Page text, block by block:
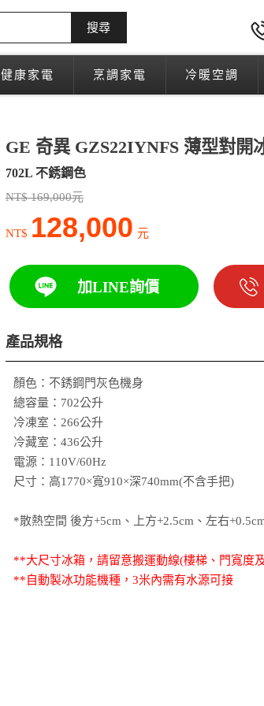
搜尋
健康家電 烹調家電 冷暖空調
GE 奇異 GZS22IYNFS 薄型對開
702L 不銹鋼色
NT$ 169,000元
NT$ 128,000 元
加LINE詢價
產品規格
顏色：不銹鋼門灰色機身
總容量：702公升
冷凍室：266公升
冷藏室：436公升
電源：110V/60Hz
尺寸：高1770×寬910×深740mm(不含手把)
*散熱空間 後方+5cm、上方+2.5cm、左右
**大尺寸冰箱，請留意搬運動線(樓梯、門寬度
**自動製冰功能機種，3米內需有水源可接